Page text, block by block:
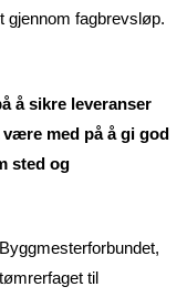
gjennom fagbrevsløp.
å sikre leveranser
med på å gi god
sted og
til